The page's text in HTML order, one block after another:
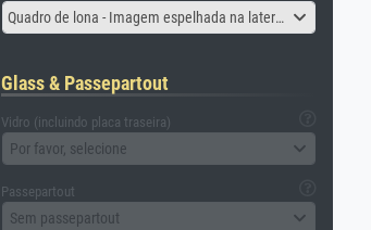
Quadro de lona - Imagem espelhada na lateral
Glass & Passepartout
Vidro (incluindo placa traseira)
Por favor, selecione
Passepartout
Sem passepartout